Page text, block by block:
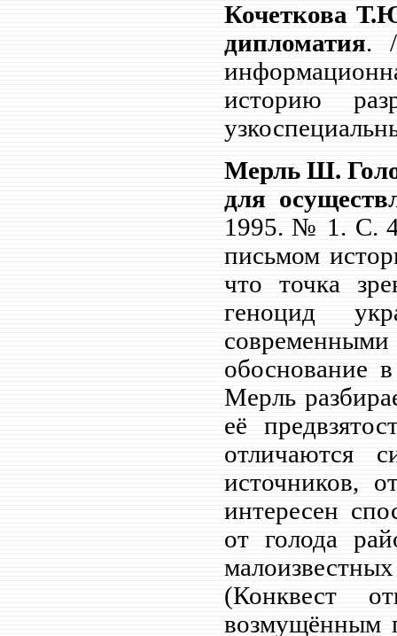
Кочеткова
дипломатия.
историю
Мерль Ш.
для
1995. № 1. С.
письмом
что точка
геноцид
обоснование
Мерль
её
отличаются
источников,
интересен
от голода
(Конквест
возмущённым